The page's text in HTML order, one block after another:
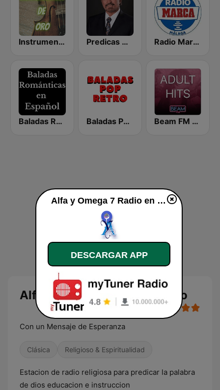
Instrumentales de Oro Radio Predicas Armando Alducin Radio Marca Málaga
Baladas Románticas en Español Baladas Pop Retro Beam FM - Adult Hits
Alfa y Omega 7 Radio en vivo
Con un Mensaje de Esperanza
Clásica Religioso & Espiritualidad
Estacion de radio religiosa para predicar la palabra
de dios educacion e instruccion
Alfa y Omega 7 Radio en vivo
DESCARGAR APP